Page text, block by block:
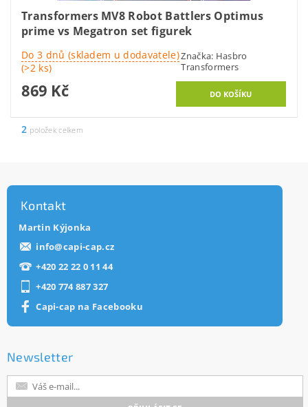
Transformers MV8 Robot Battlers Optimus
prime vs Megatron set figurek
Do 3 dnů (skladem u dodavatele)
(>2 ks)
Značka: Hasbro
Transformers
869 Kč
2 položek celkem
Kontakt
Martin Kýjonka
info@capi-cap.cz
+420 22 22 0 11 44
+420 774 887 327
Capi-cap na Facebooku
Newsletter